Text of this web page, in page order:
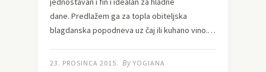
dane. Predlažem ga za topla obiteljska
blagdanska popodneva uz čaj ili kuhano vino.…
23. PROSINCA 2015. By YOGIANA